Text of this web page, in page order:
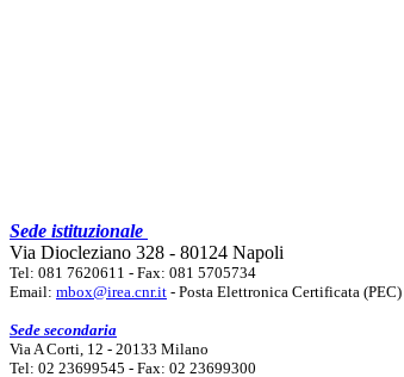
Sede istituzionale
Via Diocleziano 328 - 80124 Napoli
Tel: 081 7620611 - Fax: 081 5705734
Email: mbox@irea.cnr.it - Posta Elettronica Certificata (PEC)
Sede secondaria
Via A Corti, 12 - 20133 Milano
Tel: 02 23699545 - Fax: 02 23699300